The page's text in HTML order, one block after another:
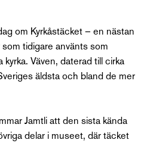
om Kyrkåstäcket – en nästan
tidigare använts som
kyrka. Väven, daterad till cirka
äldsta och bland de mer
Jamtli att den sista kända
delar i museet, där täcket